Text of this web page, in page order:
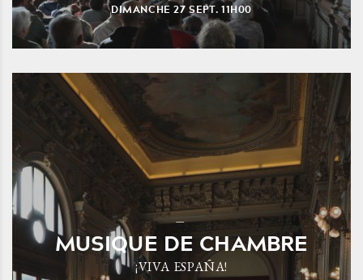
DIMANCHE27SEPT. 11H00
MUSIQUE DE CHAMBRE
¡VIVA ESPAÑA!